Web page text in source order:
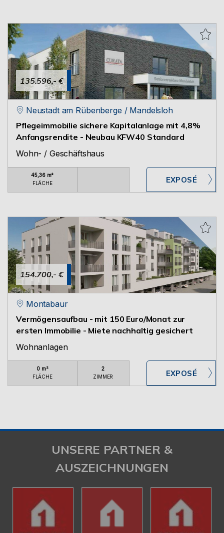
135.596,- €
Neustadt am Rübenberge / Mandelsloh
Pflegeimmobilie sichere Kapitalanlage mit 4,8%
Anfangsrendite - Neubau KFW40 Standard
Wohn- / Geschäftshaus
45,36 m²
FLÄCHE
154.700,- €
Montabaur
Vermögensaufbau - mit 150 Euro/Monat zur
ersten Immobilie - Miete nachhaltig gesichert
Wohnanlagen
0 m²
FLÄCHE
2
ZIMMER
UNSERE PARTNER &
AUSZEICHNUNGEN